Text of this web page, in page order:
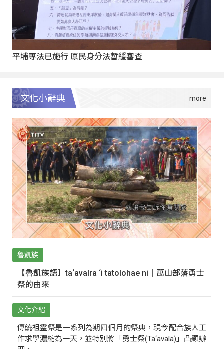
平埔專法已施行 原民身分法暫緩審查
文化小辭典
魯凱族
【魯凱族語】ta‘avalra ‘i tatolohae ni｜萬山部落勇士
祭的由來
文化介紹
傳統祖靈祭是一系列為期四個月的祭典，現今配合族人工
作求學濃縮為一天，並特別將「勇士祭(Ta‘avala)」凸顯辦